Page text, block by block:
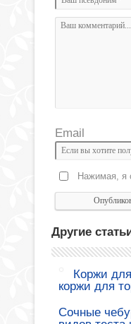
Email
Нажимая, я
Другие
Коржи
коржи для
Сочные